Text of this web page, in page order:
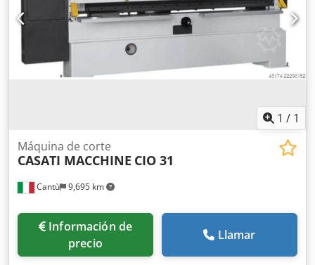
1 / 1
Cantù 9,695 km
Máquina de corte
CASATI MACCHINE CIO 31
Información de
precio
Llamar